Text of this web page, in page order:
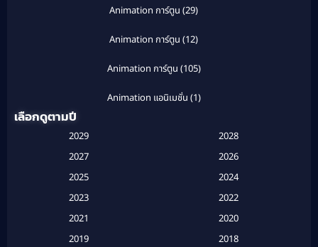
Animation การ์ตูน (29)
Animation การ์ตูน (12)
Animation การ์ตูน (105)
Animation แอนิเมชั่น (1)
Based on a True Story สร้างจากเรื่องจริง(2)
Based on a True Story เรื่องจริง (20)
เลือกดูตามปี
2029
2028
2027
2026
2025
2024
2023
2022
2021
2020
2019
2018